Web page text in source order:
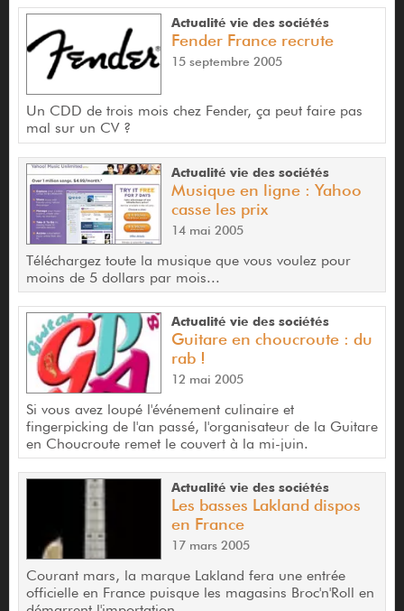
Actualité vie des sociétés
Fender France recrute
15 septembre 2005
Un CDD de trois mois chez Fender, ça peut faire pas
mal sur un CV ?
Actualité vie des sociétés
Musique en ligne : Yahoo
casse les prix
14 mai 2005
Téléchargez toute la musique que vous voulez pour
moins de 5 dollars par mois...
Actualité vie des sociétés
Guitare en choucroute : du
rab !
12 mai 2005
Si vous avez loupé l'événement culinaire et
fingerpicking de l'an passé, l'organisateur de la Guitare
en Choucroute remet le couvert à la mi-juin.
Actualité vie des sociétés
Les basses Lakland dispos
en France
17 mars 2005
Courant mars, la marque Lakland fera une entrée
officielle en France puisque les magasins Broc'n'Roll en